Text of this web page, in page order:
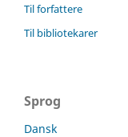
Til forfattere
Til bibliotekarer
Sprog
Dansk